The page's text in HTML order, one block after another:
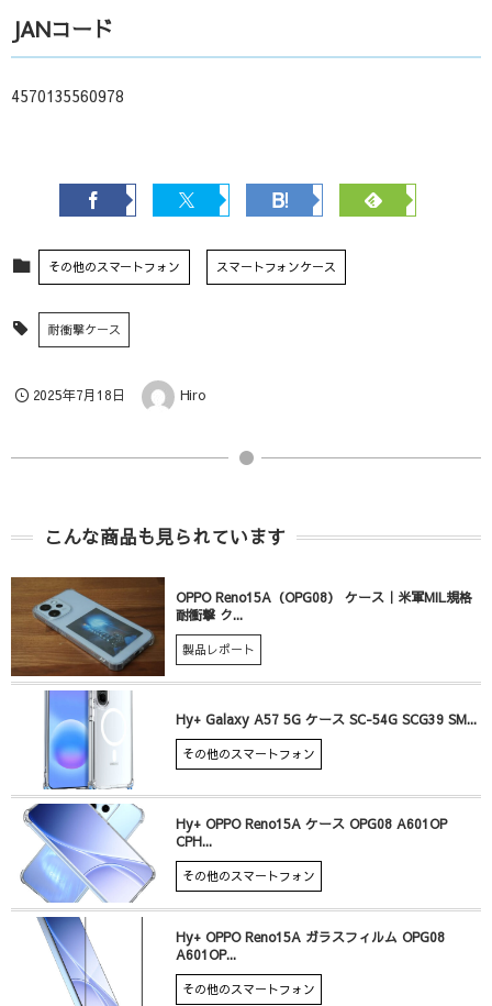
JANコード
4570135560978
その他のスマートフォン スマートフォンケース
耐衝撃ケース
2025年7月18日 Hiro
こんな商品も見られています
OPPO Reno15A（OPG08） ケース｜米軍MIL規格
耐衝撃 ク...
製品レポート
Hy+ Galaxy A57 5G ケース SC-54G SCG39 SM...
その他のスマートフォン
Hy+ OPPO Reno15A ケース OPG08 A601OP
CPH...
その他のスマートフォン
Hy+ OPPO Reno15A ガラスフィルム OPG08
A601OP...
その他のスマートフォン